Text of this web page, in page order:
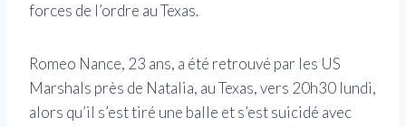
forces de l’ordre au Texas.
Romeo Nance, 23 ans, a été retrouvé par les US
Marshals près de Natalia, au Texas, vers 20h30 lundi,
alors qu’il s’est tiré une balle et s’est suicidé avec